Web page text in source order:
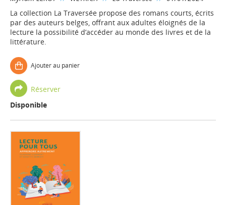
La collection La Traversée propose des romans courts, écrits
par des auteurs belges, offrant aux adultes éloignés de la
lecture la possibilité d’accéder au monde des livres et de la
littérature.
Ajouter au panier
Réserver
Disponible